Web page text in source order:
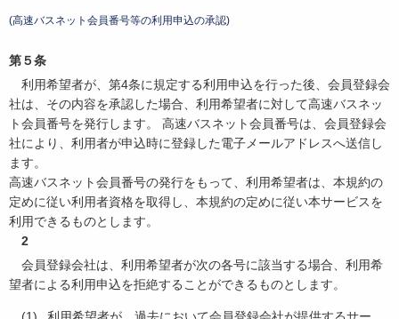
(高速バスネット会員番号等の利用申込の承認)
第５条
利用希望者が、第4条に規定する利用申込を行った後、会員登録会
社は、その内容を承認した場合、利用希望者に対して高速バスネッ
ト会員番号を発行します。 高速バスネット会員番号は、会員登録会
社により、利用者が申込時に登録した電子メールアドレスへ送信し
ます。
高速バスネット会員番号の発行をもって、利用希望者は、本規約の
定めに従い利用者資格を取得し、本規約の定めに従い本サービスを
利用できるものとします。
2
会員登録会社は、利用希望者が次の各号に該当する場合、利用希
望者による利用申込を拒絶することができるものとします。